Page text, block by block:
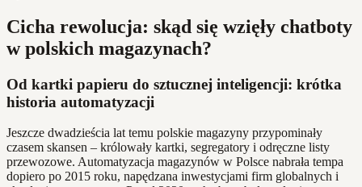
Cicha rewolucja: skąd się wzięły chatboty
w polskich magazynach?
Od kartki papieru do sztucznej inteligencji: krótka
historia automatyzacji
Jeszcze dwadzieścia lat temu polskie magazyny przypominały
czasem skansen – królowały kartki, segregatory i odręczne listy
przewozowe. Automatyzacja magazynów w Polsce nabrała tempa
dopiero po 2015 roku, napędzana inwestycjami firm globalnych i